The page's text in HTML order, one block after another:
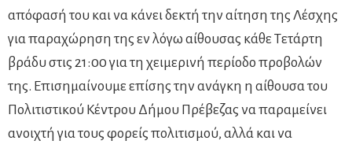
απόφασή του και να κάνει δεκτή την αίτηση της Λέσχης
για παραχώρηση της εν λόγω αίθουσας κάθε Τετάρτη
βράδυ στις 21:00 για τη χειμερινή περίοδο προβολών
της. Επισημαίνουμε επίσης την ανάγκη η αίθουσα του
Πολιτιστικού Κέντρου Δήμου Πρέβεζας να παραμείνει
ανοιχτή για τους φορείς πολιτισμού, αλλά και να